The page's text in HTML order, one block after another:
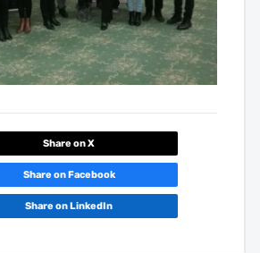
Share on X
Share on Facebook
Share on LinkedIn